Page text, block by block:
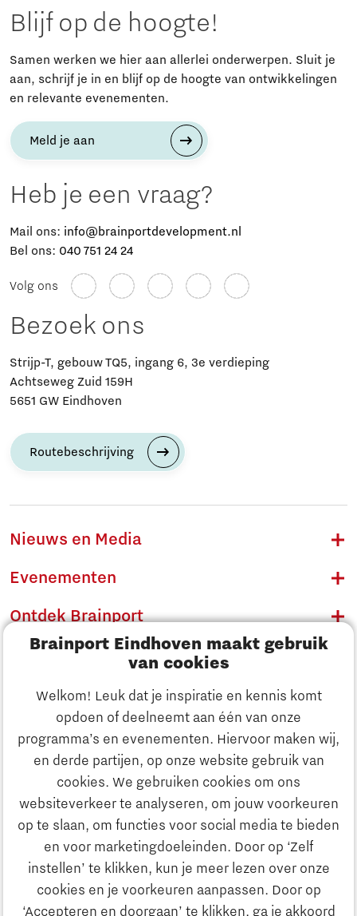
Brainport Eindhoven maakt gebruik
van cookies
Welkom! Leuk dat je inspiratie en kennis komt
opdoen of deelneemt aan één van onze
programma’s en evenementen. Hiervoor maken wij,
en derde partijen, op onze website gebruik van
cookies. We gebruiken cookies om ons
websiteverkeer te analyseren, om jouw voorkeuren
op te slaan, om functies voor social media te bieden
en voor marketingdoeleinden. Door op ‘Zelf
instellen’ te klikken, kun je meer lezen over onze
cookies en je voorkeuren aanpassen. Door op
‘Accepteren en doorgaan’ te klikken, ga je akkoord
Ontdek Brainport
Innovatie
Ondernemen
Blijf op de hoogte!
Samen werken we hier aan allerlei onderwerpen. Sluit je
aan, schrijf je in en blijf op de hoogte van ontwikkelingen
en relevante evenementen.
Meld je aan
Heb je een vraag?
Mail ons: info@brainportdevelopment.nl
Bel ons: 040 751 24 24
Volg ons
Bezoek ons
Strijp-T, gebouw TQ5, ingang 6, 3e verdieping
Achtseweg Zuid 159H
5651 GW Eindhoven
Routebeschrijving
Nieuws en Media
Evenementen
Ontdek Brainport
Innovatie
Ondernemen
Onderwijs
Maatschappelijk
Strategie & Organisatie
Zoeken
Contact